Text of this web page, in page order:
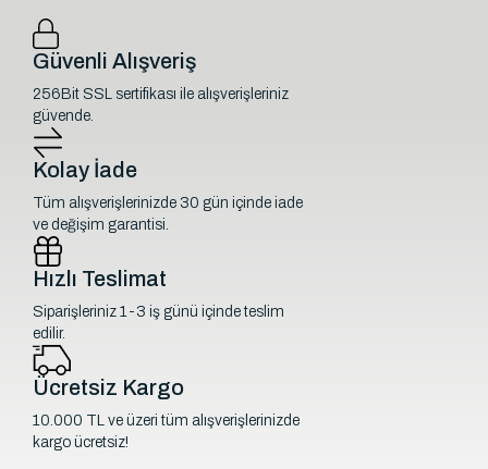
Güvenli Alışveriş
256Bit SSL sertifikası ile alışverişleriniz
güvende.
Kolay İade
Tüm alışverişlerinizde 30 gün içinde iade
ve değişim garantisi.
Hızlı Teslimat
Siparişleriniz 1-3 iş günü içinde teslim
edilir.
Ücretsiz Kargo
10.000 TL ve üzeri tüm alışverişlerinizde
kargo ücretsiz!